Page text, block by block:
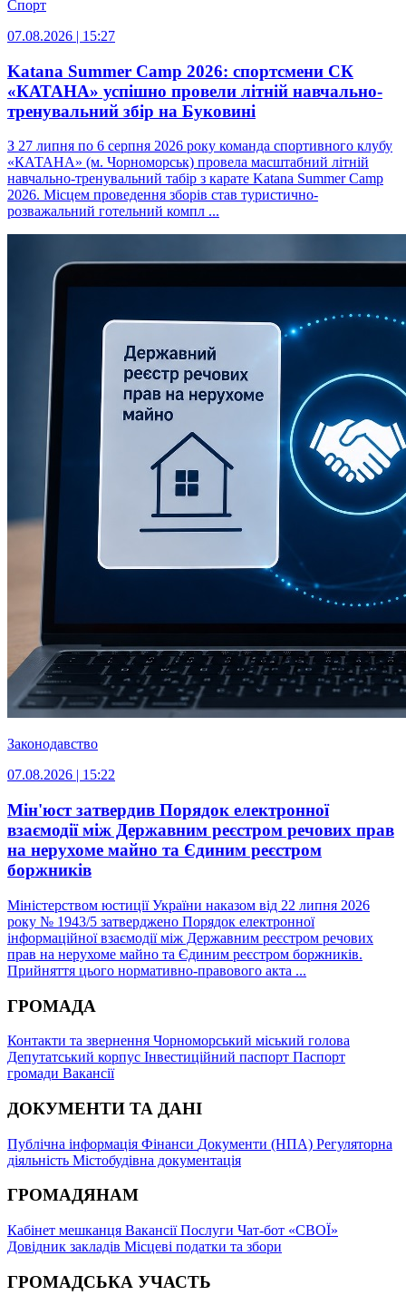
Спорт
07.08.2026 | 15:27
Katana Summer Camp 2026: спортсмени СК
«КАТАНА» успішно провели літній навчально-
тренувальний збір на Буковині
З 27 липня по 6 серпня 2026 року команда спортивного клубу
«КАТАНА» (м. Чорноморськ) провела масштабний літній
навчально-тренувальний табір з карате Katana Summer Camp
2026. Місцем проведення зборів став туристично-
розважальний готельний компл ...
Законодавство
07.08.2026 | 15:22
Мін'юст затвердив Порядок електронної
взаємодії між Державним реєстром речових прав
на нерухоме майно та Єдиним реєстром
боржників
Міністерством юстиції України наказом від 22 липня 2026
року № 1943/5 затверджено Порядок електронної
інформаційної взаємодії між Державним реєстром речових
прав на нерухоме майно та Єдиним реєстром боржників.
Прийняття цього нормативно-правового акта ...
ГРОМАДА
Контакти та звернення Чорноморський міський голова
Депутатський корпус Інвестиційний паспорт Паспорт
громади Вакансії
ДОКУМЕНТИ ТА ДАНІ
Публічна інформація Фінанси Документи (НПА) Регуляторна
діяльність Містобудівна документація
ГРОМАДЯНАМ
Кабінет мешканця ВакансіїПослуги Чат-бот «СВОЇ»
Довідник закладів Місцеві податки та збори
ГРОМАДСЬКА УЧАСТЬ